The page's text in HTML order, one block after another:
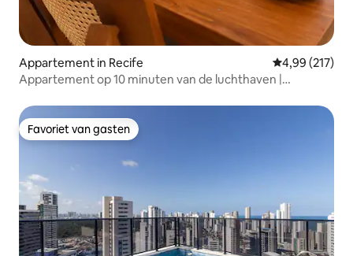
Appartement in Recife Gemiddelde
4,99 (217)
Appartement op 10 minuten van de luchthaven |
Favoriet van gasten
Favoriet van gasten